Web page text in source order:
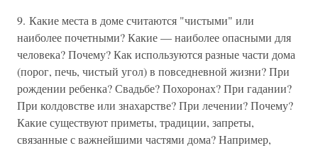
9. Какие места в доме считаются "чистыми" или
наиболее почетными? Какие — наиболее опасными для
человека? Почему? Как используются разные части дома
(порог, печь, чистый угол) в повседневной жизни? При
рождении ребенка? Свадьбе? Похоронах? При гадании?
При колдовстве или знахарстве? При лечении? Почему?
Какие существуют приметы, традиции, запреты,
связанные с важнейшими частями дома? Например,